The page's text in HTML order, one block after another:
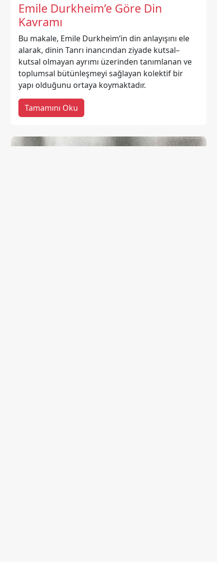
Emile Durkheim’e Göre Din
Kavramı
Bu makale, Emile Durkheim’in din anlayışını ele
alarak, dinin Tanrı inancından ziyade kutsal–
kutsal olmayan ayrımı üzerinden tanımlanan ve
toplumsal bütünleşmeyi sağlayan kolektif bir
yapı olduğunu ortaya koymaktadır.
Tamamını Oku